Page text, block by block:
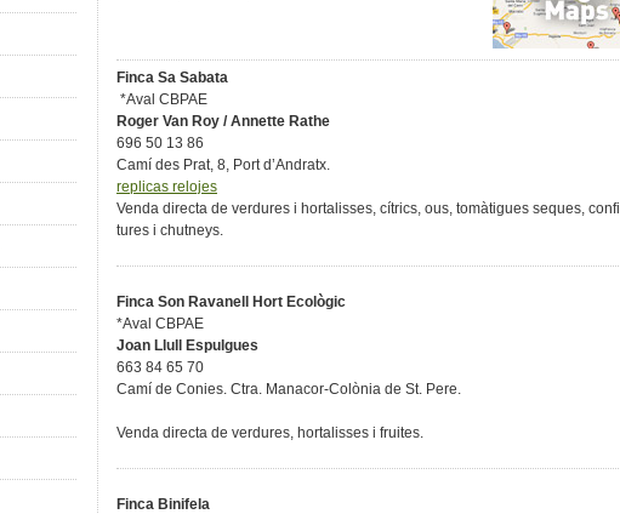
Finca Sa Sabata
*Aval CBPAE
Roger Van Roy / Annette Rathe
696 50 13 86
Camí des Prat, 8, Port d’Andratx.
replicas relojes
Venda directa de verdures i hortalisses, cítrics, ous, tomàtigues seques, confi
tures i chutneys.
Finca Son Ravanell Hort Ecològic
*Aval CBPAE
Joan Llull Espulgues
663 84 65 70
Camí de Conies. Ctra. Manacor-Colònia de St. Pere.
Venda directa de verdures, hortalisses i fruites.
Finca Binifela